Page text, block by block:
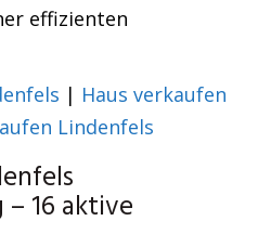
effizienten
| Haus verkaufen
Lindenfels
16 aktive